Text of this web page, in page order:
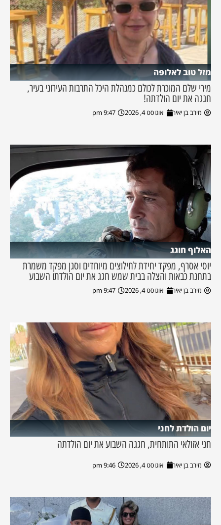
מזל טוב לאלופה
מירי שלם המוכרת לכולם כמנהלת היכל התרבות העירוני בעיר,
חגגה את יום הולדתה!
מירב בן יאיר אוגוסט 4, 2026 9:47 pm
האלוף חוגג
יוסי אסרף, מפקד יחידת לחילוצים מיוחדים וסגן מפקד משמרת
בתחנת כבאות והצלה בבית שמש חגג את יום הולדתו השבוע
מירב בן יאיר אוגוסט 4, 2026 9:47 pm
יום הולדת לחני
חני אזולאי התותחית, חגגה השבוע את יום הולדתה
מירב בן יאיר אוגוסט 4, 2026 9:46 pm